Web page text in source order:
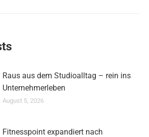
Raus aus dem Studioalltag – rein ins
Unternehmerleben
August 5, 2026
Fitnesspoint expandiert nach